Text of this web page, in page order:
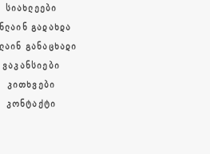
ᲡᲘᲐᲮᲚᲔᲔᲑᲘ
ᲒᲐᲓᲐᲮᲓᲐ
ᲒᲐᲜᲐᲪᲮᲐᲓᲘ
ᲕᲐᲙᲐᲜᲡᲘᲔᲑᲘ
ᲙᲘᲗᲮᲕᲔᲑᲘ
ᲙᲝᲜᲢᲐᲥᲢᲘ